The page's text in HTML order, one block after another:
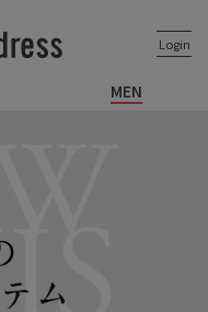
Login
MEN